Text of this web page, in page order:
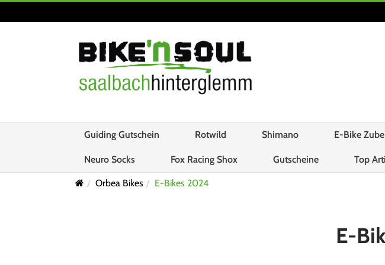
Guiding Gutschein Rotwild Shimano E-Bike
Neuro Socks Fox Racing Shox Gutscheine Top
Orbea Bikes E-Bikes 2024
E-